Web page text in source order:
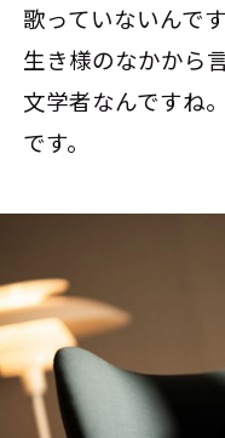
歌っていないんで
生き様のなかから
文学者なんですね
です。